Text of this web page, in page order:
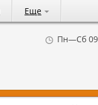
Еще
Пн—Сб